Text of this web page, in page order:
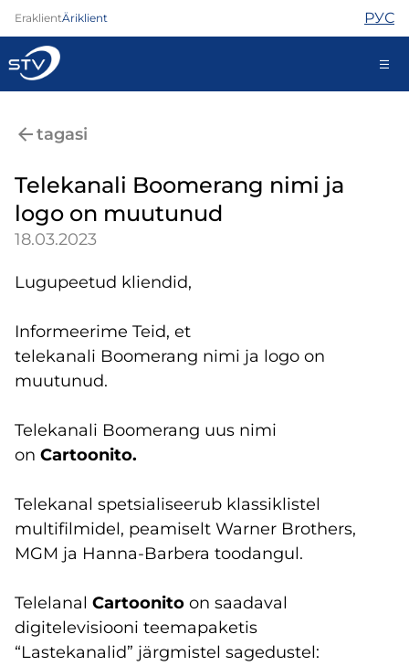
EraklientÄriklient РУС
Internet
Telefon
Abi
Pood
Kontaktid
Uudised
tagasi
Telekanali Boomerang nimi ja
logo on muutunud
18.03.2023
Lugupeetud kliendid,
Informeerime Teid, et
telekanali Boomerang nimi ja logo on
muutunud.
Telekanali Boomerang uus nimi
on Cartoonito.
Telekanal spetsialiseerub klassiklistel
multifilmidel, peamiselt Warner Brothers,
MGM ja Hanna-Barbera toodangul.
Telelanal Cartoonito on saadaval
digitelevisiooni teemapaketis
“Lastekanalid” järgmistel sagedustel: